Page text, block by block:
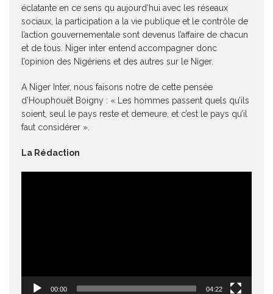
éclatante en ce sens qu aujourd’hui avec les réseaux
sociaux, la participation a la vie publique et le contrôle de
l’action gouvernementale sont devenus l’affaire de chacun
et de tous. Niger inter entend accompagner donc
l’opinion des Nigériens et des autres sur le Niger.
A Niger Inter, nous faisons notre de cette pensée
d’Houphouët Boigny : « Les hommes passent quels qu’ils
soient, seul le pays reste et demeure, et c’est le pays qu’il
faut considérer ».
La Rédaction
00:00 04:22